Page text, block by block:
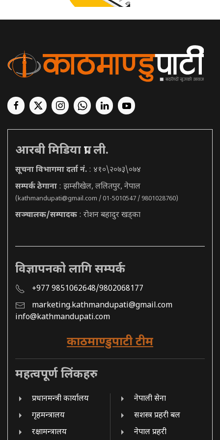
आरबी मिडिया प्रा. ली.
सूचना विभागमा दर्ता नं. : ४१०\२०७३\०७४
सम्पर्क ठेगाना : झम्सीखेल, ललितपुर, नेपाल
(kathmandupati@gmail.com / 01-5010547 / 9801028760)
सञ्चालक/सम्पादक : रोशन बहादुर खड्का
विज्ञापनको लागि सम्पर्क
+977 9851062648/9802068177
marketing.kathmandupati@gmail.com
info@kathmandupati.com
काठमाण्डुपाटी टीम
महत्वपूर्ण लिंकहरु
प्रधानमन्त्री कार्यालय
गृहमन्त्रालय
रक्षामन्त्रालय
नेपाली सेना
सशस्त्र प्रहरी बल
नेपाल प्रहरी